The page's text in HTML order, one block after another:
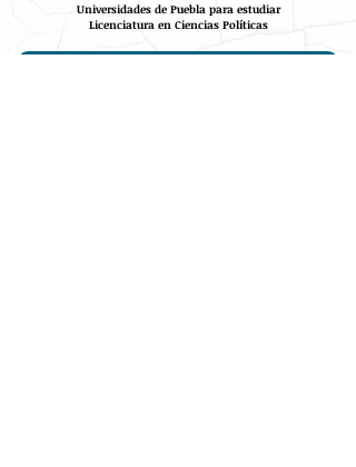
Universidades de Puebla para estudiar
Licenciatura en Ciencias Políticas